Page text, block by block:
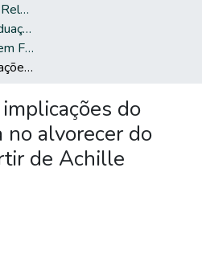
Teses, Dissertações e Relatórios defendidos na UCS
Programa de Pós-Graduação em Filosofia
Mestrado Acadêmico em Filosofia
Pressupostos e implicações do conceito de raça no alvorecer do século XXI a partir de Achille Mbembe
do
no alvorecer do
de Achille